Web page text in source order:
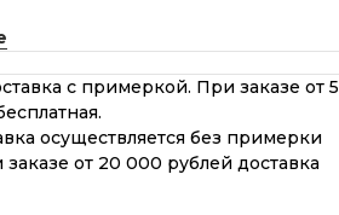
с примеркой. При заказе от 5
осуществляется без примерки
от 20 000 рублей доставка